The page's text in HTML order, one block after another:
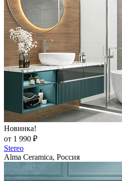
Новинка!
от 1 990 ₽
Stereo
Alma Ceramica, Россия